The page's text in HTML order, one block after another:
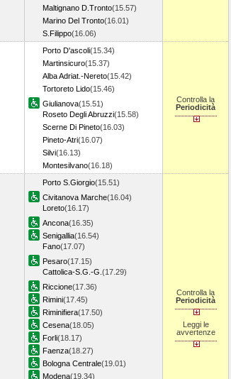
Maltignano D.Tronto(15.57)
Marino Del Tronto(16.01)
S.Filippo(16.06)
Porto D'ascoli(15.34)
Martinsicuro(15.37)
Alba Adriat.-Nereto(15.42)
Tortoreto Lido(15.46)
Giulianova(15.51)
Roseto Degli Abruzzi(15.58)
Scerne Di Pineto(16.03)
Pineto-Atri(16.07)
Silvi(16.13)
Montesilvano(16.18)
Controlla la
Periodicità
Porto S.Giorgio(15.51)
Civitanova Marche(16.04)
Loreto(16.17)
Ancona(16.35)
Senigallia(16.54)
Fano(17.07)
Pesaro(17.15)
Cattolica-S.G.-G. (17.29)
Riccione(17.36)
Rimini(17.45)
Riminifiera(17.50)
Cesena(18.05)
Forli(18.17)
Faenza(18.27)
Bologna Centrale(19.01)
Modena(19.34)
Controlla la
Periodicità
Leggi le
avvertenze